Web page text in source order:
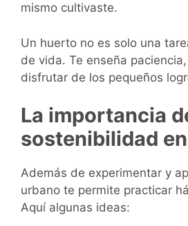
mismo cultivaste.
Un huerto no es solo una
de vida. Te enseña
disfrutar de los pequeños
La importancia
sostenibilidad
Además de experimentar y
urbano te permite practicar
Aquí algunas ideas: